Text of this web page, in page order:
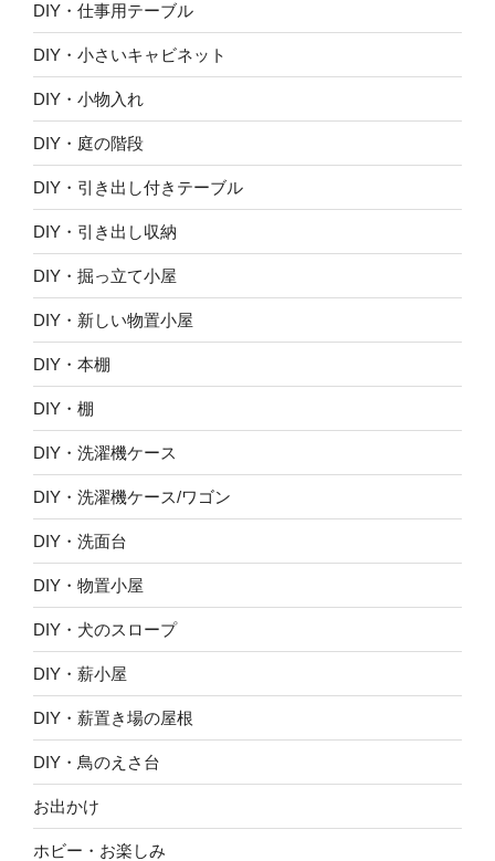
DIY・仕事用テーブル
DIY・小さいキャビネット
DIY・小物入れ
DIY・庭の階段
DIY・引き出し付きテーブル
DIY・引き出し収納
DIY・掘っ立て小屋
DIY・新しい物置小屋
DIY・本棚
DIY・棚
DIY・洗濯機ケース
DIY・洗濯機ケース/ワゴン
DIY・洗面台
DIY・物置小屋
DIY・犬のスロープ
DIY・薪小屋
DIY・薪置き場の屋根
DIY・鳥のえさ台
お出かけ
ホビー・お楽しみ